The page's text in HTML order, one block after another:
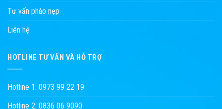
Tư vấn phào nẹp
Liên hệ
HOTLINE TƯ VẤN VÀ HỖ TRỢ
Hotline 1: 0973 99 22 19
Hotline 2: 0836 06 9090